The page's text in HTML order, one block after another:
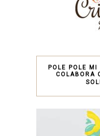
POLE POLE
COLABORA